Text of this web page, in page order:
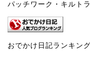
パッチワーク・キルト
おでかけ日記ランキング